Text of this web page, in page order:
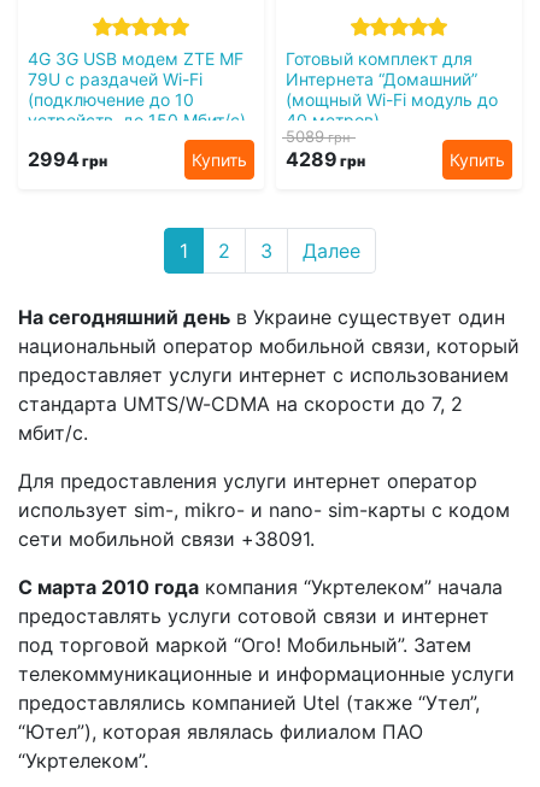
4G 3G USB модем ZTE MF
79U с раздачей Wi-Fi
(подключение до 10
устройств, до 150 Мбит/с)
2994грн Купить
Готовый комплект для
Интернета “Домашний”
(мощный Wi-Fi модуль до
40 метров)
5089грн
4289 грн Купить
1 2 3 Далее
На сегодняшний день в Украине существует один
национальный оператор мобильной связи, который
предоставляет услуги интернет с использованием
стандарта UMTS/W-CDMA на скорости до 7, 2
мбит/с.
Для предоставления услуги интернет оператор
использует sim-, mikro- и nano- sim-карты с кодом
сети мобильной связи +38091.
С марта 2010 года компания “Укртелеком” начала
предоставлять услуги сотовой связи и интернет
под торговой маркой “Ого! Мобильный”. Затем
телекоммуникационные и информационные услуги
предоставлялись компанией Utel (также “Утел”,
“Ютел”), которая являлась филиалом ПАО
“Укртелеком”.